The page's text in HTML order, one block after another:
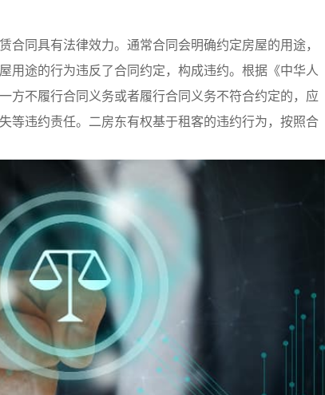
同具有法律效力。通常合同会明确约定房屋的用途，
用途的行为违反了合同约定，构成违约。根据《中华人
方不履行合同义务或者履行合同义务不符合约定的，应
等违约责任。二房东有权基于租客的违约行为，按照合